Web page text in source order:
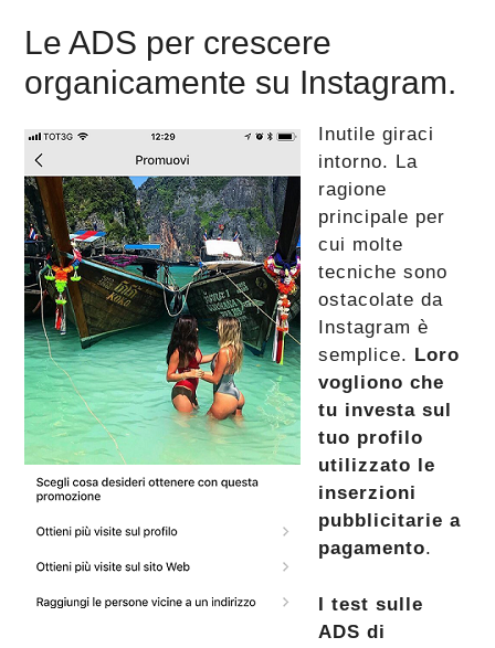
Le ADS per crescere
organicamente su Instagram.
Inutile giraci
intorno. La
ragione
principale per
cui molte
tecniche sono
ostacolate da
Instagram è
semplice. Loro
vogliono che
tu investa sul
tuo profilo
utilizzato le
inserzioni
pubblicitarie a
pagamento.
I test sulle
ADS di